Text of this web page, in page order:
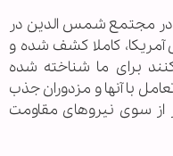
در مجتمع شمس الدین در
آمریکا، کاملا کشف شده و
برای ما شناخته شده
با آنها و مزدوران جذب
از سوی نیروهای مقاومت